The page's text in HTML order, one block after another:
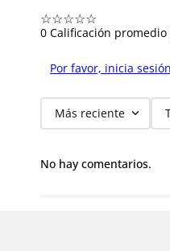
☆☆☆☆☆
0 Calificación promedio
Por favor, inicia
Más reciente
No hay comentarios.